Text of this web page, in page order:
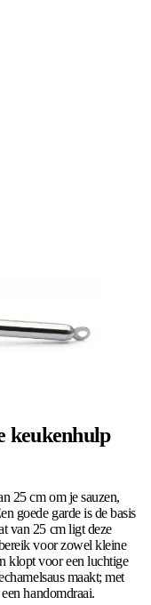
keukenhulp
25 cm om je sauzen,
goede garde is de basis
van 25 cm ligt deze
voor zowel kleine
klopt voor een luchtige
maakt; met
handomdraai.